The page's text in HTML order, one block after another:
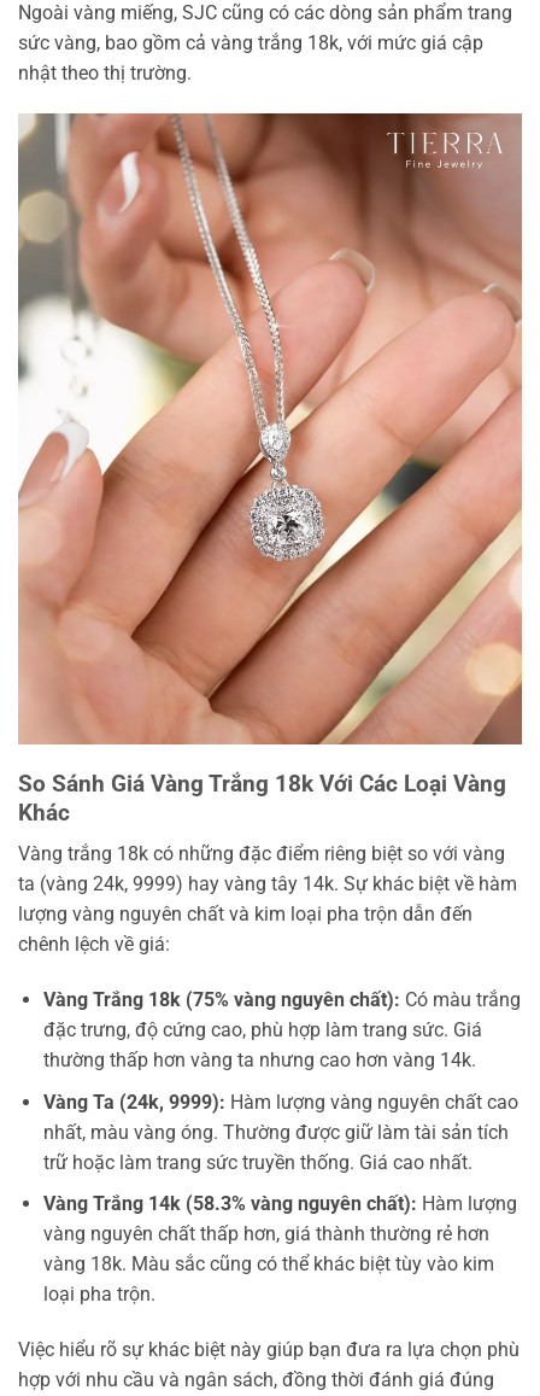
Ngoài vàng miếng, SJC cũng có các dòng sản phẩm trang
sức vàng, bao gồm cả vàng trắng 18k, với mức giá cập
nhật theo thị trường.
So Sánh Giá Vàng Trắng 18k Với Các Loại Vàng
Khác
Vàng trắng 18k có những đặc điểm riêng biệt so với vàng
ta (vàng 24k, 9999) hay vàng tây 14k. Sự khác biệt về hàm
lượng vàng nguyên chất và kim loại pha trộn dẫn đến
chênh lệch về giá:
Vàng Trắng 18k (75% vàng nguyên chất): Có màu trắng
đặc trưng, độ cứng cao, phù hợp làm trang sức. Giá
thường thấp hơn vàng ta nhưng cao hơn vàng 14k.
Vàng Ta (24k, 9999): Hàm lượng vàng nguyên chất cao
nhất, màu vàng óng. Thường được giữ làm tài sản tích
trữ hoặc làm trang sức truyền thống. Giá cao nhất.
Vàng Trắng 14k (58.3% vàng nguyên chất): Hàm lượng
vàng nguyên chất thấp hơn, giá thành thường rẻ hơn
vàng 18k. Màu sắc cũng có thể khác biệt tùy vào kim
loại pha trộn.
Việc hiểu rõ sự khác biệt này giúp bạn đưa ra lựa chọn phù
hợp với nhu cầu và ngân sách, đồng thời đánh giá đúng